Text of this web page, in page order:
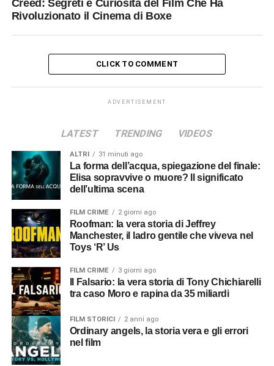
Creed: Segreti e Curiosità del Film Che Ha
Rivoluzionato il Cinema di Boxe
CLICK TO COMMENT
ADVERTISEMENT
LATEST TRENDING VIDEOS
ALTRI 31 minuti ago
La forma dell’acqua, spiegazione del finale:
Elisa sopravvive o muore? Il significato
dell’ultima scena
FILM CRIME 2 giorni ago
Roofman: la vera storia di Jeffrey
Manchester, il ladro gentile che viveva nel
Toys ‘R’ Us
FILM CRIME 3 giorni ago
tra caso Moro e rapina da 35 miliardi
FILM STORICI 2 anni ago
Ordinary angels, la storia vera e gli errori
nel film